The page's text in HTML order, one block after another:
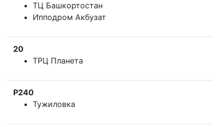
ТЦ Башкортостан
Ипподром Акбузат
20
ТРЦ Планета
P240
Тужиловка